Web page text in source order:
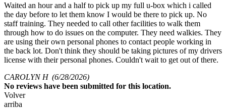
Waited an hour and a half to pick up my full u-box which i called
the day before to let them know I would be there to pick up. No
staff training. They needed to call other facilities to walk them
through how to do issues on the computer. They need walkies. They
are using their own personal phones to contact people working in
the back lot. Don't think they should be taking pictures of my drivers
license with their personal phones. Couldn't wait to get out of there.
CAROLYN H (6/28/2026)
No reviews have been submitted for this location.
Volver
arriba